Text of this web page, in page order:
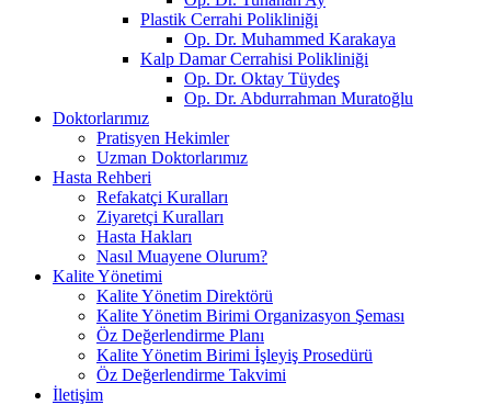
Plastik Cerrahi Polikliniği
Op. Dr. Muhammed Karakaya
Kalp Damar Cerrahisi Polikliniği
Op. Dr. Oktay Tüydeş
Op. Dr. Abdurrahman Muratoğlu
Doktorlarımız
Pratisyen Hekimler
Uzman Doktorlarımız
Hasta Rehberi
Refakatçi Kuralları
Ziyaretçi Kuralları
Hasta Hakları
Nasıl Muayene Olurum?
Kalite Yönetimi
Kalite Yönetim Direktörü
Kalite Yönetim Birimi Organizasyon Şeması
Öz Değerlendirme Planı
Kalite Yönetim Birimi İşleyiş Prosedürü
Öz Değerlendirme Takvimi
İletişim